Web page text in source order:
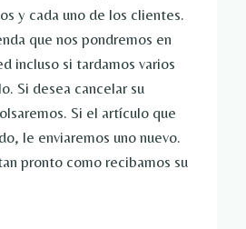
y cada uno de los clientes.
que nos pondremos en
incluso si tardamos varios
Si desea cancelar su
Si el artículo que
le enviaremos uno nuevo.
pronto como recibamos su